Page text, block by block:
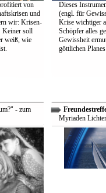
von
und
wir: Krisen-
Keiner soll
weiß, wie
Dieses
(engl. für
Krise wichtiger
Schöpfer alles
Gewissheit
göttlichen
- zum
Myriaden